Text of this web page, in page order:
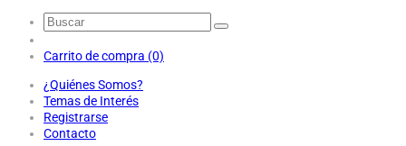
Carrito de compra (0)
¿Quiénes Somos?
Temas de Interés
Registrarse
Contacto